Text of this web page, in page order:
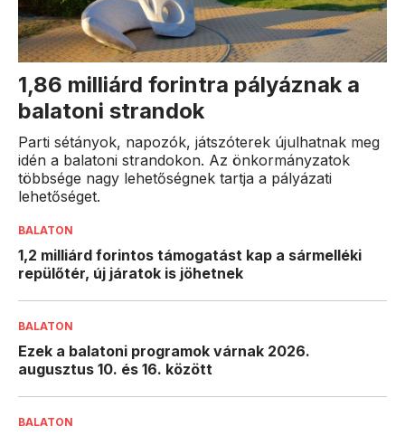
1,86 milliárd forintra pályáznak a
balatoni strandok
Parti sétányok, napozók, játszóterek újulhatnak meg
idén a balatoni strandokon. Az önkormányzatok
többsége nagy lehetőségnek tartja a pályázati
lehetőséget.
BALATON
1,2 milliárd forintos támogatást kap a sármelléki
repülőtér, új járatok is jöhetnek
BALATON
Ezek a balatoni programok várnak 2026.
augusztus 10. és 16. között
BALATON